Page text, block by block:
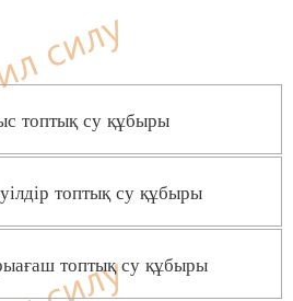
топтық су құбыры
топтық су құбыры
топтық су құбыры